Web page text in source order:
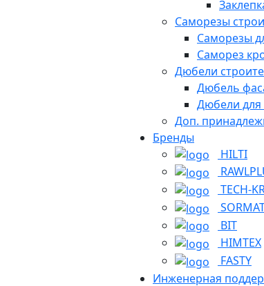
Саморезы
Саморезы
Саморез
Дюбели
Дюбель
Дюбели для
Доп.
Бренды
HILTI
TECH-
BIT
HIMTEX
FASTY
Инженерная